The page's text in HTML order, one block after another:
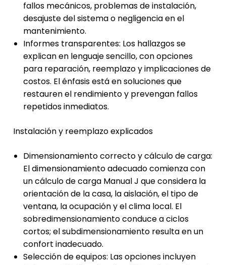
fallos mecánicos, problemas de instalación,
desajuste del sistema o negligencia en el
mantenimiento.
Informes transparentes: Los hallazgos se
explican en lenguaje sencillo, con opciones
para reparación, reemplazo y implicaciones de
costos. El énfasis está en soluciones que
restauren el rendimiento y prevengan fallos
repetidos inmediatos.
Instalación y reemplazo explicados
Dimensionamiento correcto y cálculo de carga:
El dimensionamiento adecuado comienza con
un cálculo de carga Manual J que considera la
orientación de la casa, la aislación, el tipo de
ventana, la ocupación y el clima local. El
sobredimensionamiento conduce a ciclos
cortos; el subdimensionamiento resulta en un
confort inadecuado.
Selección de equipos: Las opciones incluyen